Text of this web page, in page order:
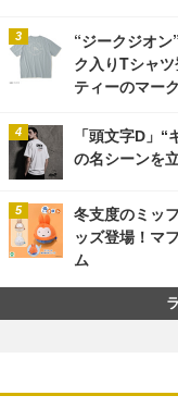
“ジークジオ
ク入りTシャ
ティーのマー
「頭文字D」
の名シーンを
冬支度のミッ
ッズ登場！マ
ム